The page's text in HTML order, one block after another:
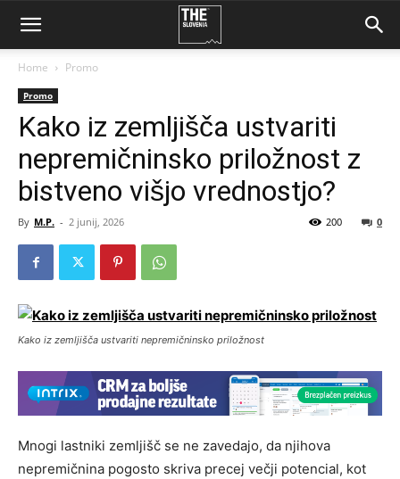
Home Promo
Promo
Kako iz zemljišča ustvariti
nepremičninsko priložnost z
bistveno višjo vrednostjo?
By M.P. - 2 junij, 2026 0
200
Kako iz zemljišča ustvariti nepremičninsko priložnost
Mnogi lastniki zemljišč se ne zavedajo, da njihova
nepremičnina pogosto skriva precej večji potencial, kot